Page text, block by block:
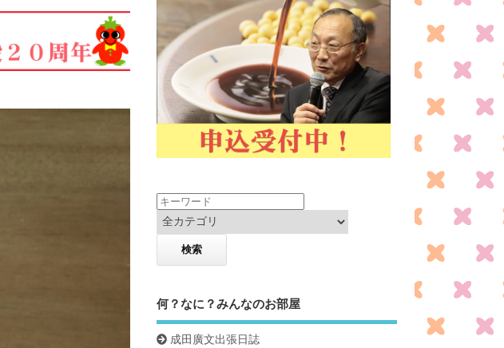
何？なに？みんなのお部屋
成田廣文出張日誌